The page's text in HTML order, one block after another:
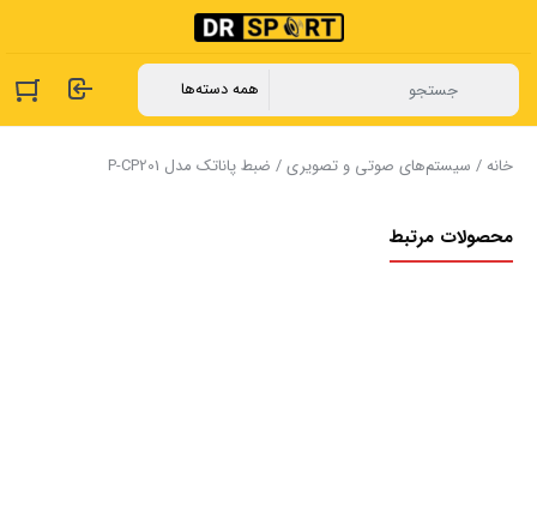
خانه/ سیستم‌های صوتی و تصویری/ ضبط پاناتک مدل P-CP201
محصولات مرتبط